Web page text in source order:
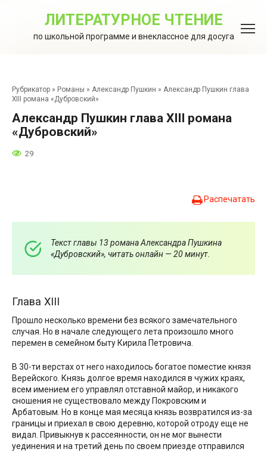
ЛИТЕРАТУРНОЕ ЧТЕНИЕ
по школьной программе и внеклассное для досуга
Рубрикатор » Романы » Александр Пушкин » Александр Пушкин глава
XIII романа «Дубровский»
Александр Пушкин глава XIII романа
«Дубровский»
29
Распечатать
Текст главы 13 романа Александра Пушкина
«Дубровский», читать онлайн — 20 минут.
Глава XIII
Прошло несколько времени без всякого замечательного
случая. Но в начале следующего лета произошло много
перемен в семейном быту Кирила Петровича.
В 30-ти верстах от него находилось богатое поместие князя
Верейского. Князь долгое время находился в чужих краях,
всем имением его управлял отставной майор, и никакого
сношения не существовало между Покровским и
Арбатовым. Но в конце мая месяца князь возвратился из-за
границы и приехал в свою деревню, которой отроду еще не
видал. Привыкнув к рассеянности, он не мог вынести
уединения и на третий день по своем приезде отправился